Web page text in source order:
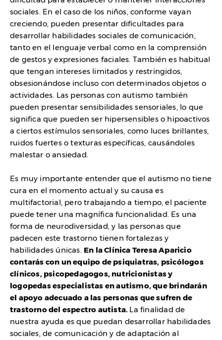
sociales. En el caso de los niños, conforme vayan
creciendo, pueden presentar dificultades para
desarrollar habilidades sociales de comunicación,
tanto en el lenguaje verbal como en la comprensión
de gestos y expresiones faciales. También es habitual
que tengan intereses limitados y restringidos,
obsesionándose incluso con determinados objetos o
actividades. Las personas con autismo también
pueden presentar sensibilidades sensoriales, lo que
significa que pueden ser hipersensibles o hipoactivos
a ciertos estímulos sensoriales, como luces brillantes,
ruidos fuertes o texturas específicas, causándoles
malestar o ansiedad.
Es muy importante entender que el autismo no tiene
cura en el momento actual y su causa es
multifactorial, pero trabajando a tiempo, el paciente
puede tener una magnífica funcionalidad. Es una
forma de neurodiversidad, y las personas que
padecen este trastorno tienen fortalezas y
habilidades únicas. En la Clínica Teresa Aparicio
contarás con un equipo de psiquiatras, psicólogos
clínicos, psicopedagogos, nutricionistas y
logopedas especialistas en autismo, que brindarán
el apoyo adecuado a las personas que sufren de
trastorno del espectro autista. La finalidad de
nuestra ayuda es que puedan desarrollar habilidades
sociales, de comunicación y de adaptación al